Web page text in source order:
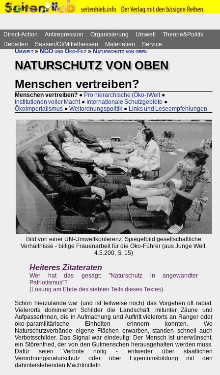
Direct-Action Antirepression Organisierung Umwelt
Theorie&Politik
Debatten
Saasen/GI/Mittelhessen Materialien
Service
Umwelt»NGO und Öko-Filz»Naturschutz von oben
NATURSCHUTZ VON OBEN
Menschen vertreiben?
Menschen vertreiben? ● Pro hierarchische (Öko-)Welt ●
Institutionen voller Macht ● Internationale Schutzgebiete ●
Ökoimperialismus ● Weltordnungspolitik ● Links und Leseempfehlungen
Bild von einer UN-Umweltkonferenz: Spiegelbild gesellschaftliche
Verhältnisse - billige Frauenarbeit für die Öko-Führer (aus Junge Welt,
4.5.200, S. 15)
Heiteres Zitateraten
Wer hat das gesagt: "Naturschutz in angewandter
Patriotismus"?
(Lösung am Ebde des siebten Teils dieses Textes)
Schon hierzulande war (und ist teilweise noch) das Vorgehen oft rabiat.
Vielerorts dominierten Schilder die Landschaft, mitunter Zäune und
AufpasserInnen, die in Aufmachung und Auftritt vielerorts an Ranger oder
öko-paramilitärische Einheiten erinnern konnten. Wo
Naturschutzverbände eigene Flächen erwarben, standen schnell auch
Verbotsschilder. Das Signal war eindeutig: Der Mensch ist unerwünscht,
ein Störenfried, der von den Gutmenschen herausgehalten werden muss.
Dafür seien Verbote nötig - entweder über staatlichen
Verordnungsnaturschutz oder über Eigentumsbildung mit den
dahinterstehenden Machtmitteln.